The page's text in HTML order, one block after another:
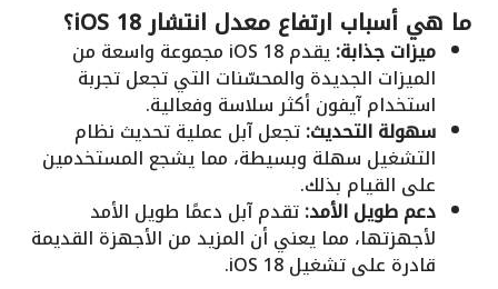
ما هي أسباب ارتفاع معدل انتشار iOS 18؟
ميزات جذابة: يقدم iOS 18 مجموعة واسعة من
الميزات الجديدة والمحسّنات التي تجعل تجربة
استخدام آيفون أكثر سلاسة وفعالية.
سهولة التحديث:تجعل آبل عملية تحديث نظام
التشغيل سهلة وبسيطة، مما يشجع المستخدمين
على القيام بذلك.
دعم طويل الأمد:تقدم آبل دعمًا طويل الأمد
لأجهزتها، مما يعني أن المزيد من الأجهزة القديمة
قادرة على تشغيل iOS 18.